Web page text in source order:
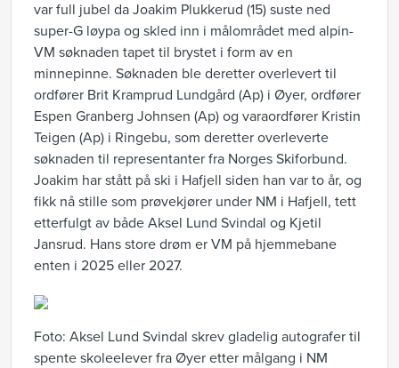
var full jubel da Joakim Plukkerud (15) suste ned
super-G løypa og skled inn i målområdet med alpin-
VM søknaden tapet til brystet i form av en
minnepinne. Søknaden ble deretter overlevert til
ordfører Brit Kramprud Lundgård (Ap) i Øyer, ordfører
Espen Granberg Johnsen (Ap) og varaordfører Kristin
Teigen (Ap) i Ringebu, som deretter overleverte
søknaden til representanter fra Norges Skiforbund.
Joakim har stått på ski i Hafjell siden han var to år, og
fikk nå stille som prøvekjører under NM i Hafjell, tett
etterfulgt av både Aksel Lund Svindal og Kjetil
Jansrud. Hans store drøm er VM på hjemmebane
enten i 2025 eller 2027.
Foto: Aksel Lund Svindal skrev gladelig autografer til
spente skoleelever fra Øyer etter målgang i NM